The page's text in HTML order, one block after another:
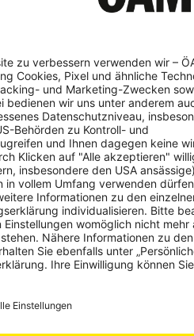
Sitzeinbau etwas
Gewicht